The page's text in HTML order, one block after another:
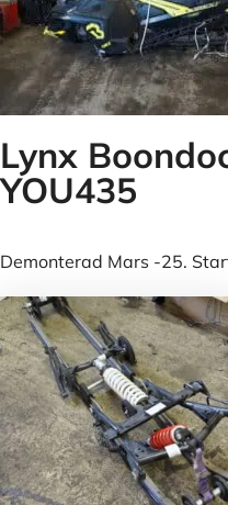
Lynx
YOU435
Demonterad Mars -25.